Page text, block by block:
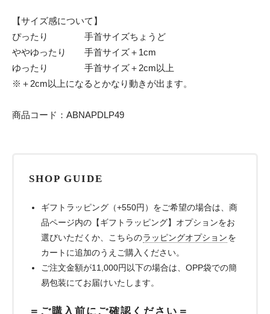
【サイズ感について】
ぴったり 手首サイズちょうど
ややゆったり 手首サイズ＋1cm
ゆったり 手首サイズ＋2cm以上
※＋2cm以上になるとかなり動きが出ます。
商品コード：ABNAPDLP49
SHOP GUIDE
ギフトラッピング（+550円）をご希望の場合は、商
品ページ内の【ギフトラッピング】オプションをお
選びいただくか、こちらのラッピングオプションを
カートに追加のうえご購入ください。
ご注文金額が11,000円以下の場合は、OPP袋での簡
易包装にてお届けいたします。
＝ご購入前にご確認ください＝